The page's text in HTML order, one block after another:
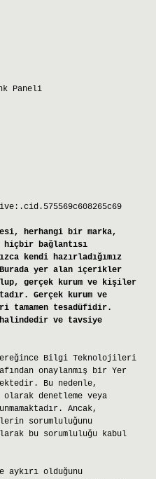
herhangi bir marka,
bağlantısı
kendi hazırladığımız
yer alan içerikler
gerçek kurum ve kişiler
Gerçek kurum ve
tesadüfidir.
ve tavsiye
Bilgi Teknolojileri
onaylanmış bir Yer
Bu nedenle,
denetleme veya
Ancak,
sorumluluğunu
bu sorumluluğu kabul
aykırı olduğunu